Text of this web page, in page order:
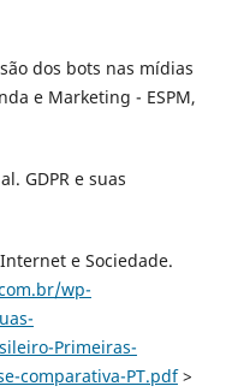
dos bots nas mídias
e Marketing - ESPM,
GDPR e suas
e Sociedade.
wp-
Primeiras-
comparativa-PT.pdf>